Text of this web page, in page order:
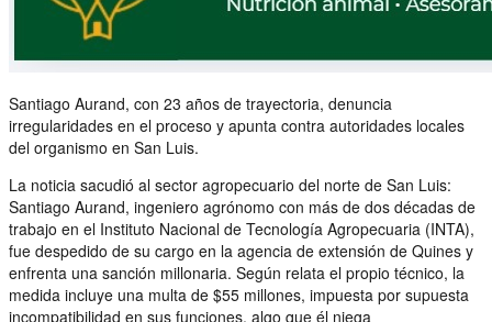
Santiago Aurand, con 23 años de trayectoria, denuncia
irregularidades en el proceso y apunta contra autoridades locales
del organismo en San Luis.
La noticia sacudió al sector agropecuario del norte de San Luis:
Santiago Aurand, ingeniero agrónomo con más de dos décadas de
trabajo en el Instituto Nacional de Tecnología Agropecuaria (INTA),
fue despedido de su cargo en la agencia de extensión de Quines y
enfrenta una sanción millonaria. Según relata el propio técnico, la
medida incluye una multa de $55 millones, impuesta por supuesta
incompatibilidad en sus funciones, algo que él niega